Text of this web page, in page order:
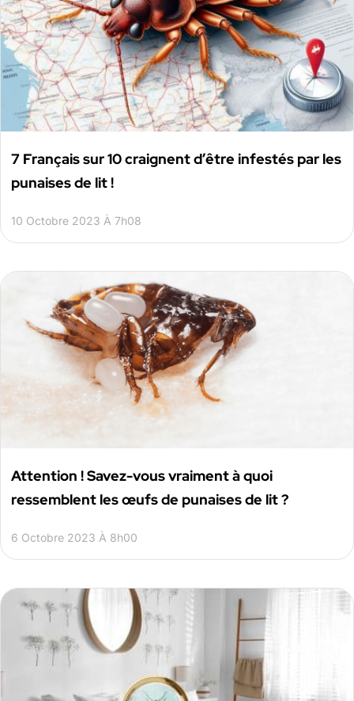
7 Français sur 10 craignent d’être infestés par les
punaises de lit !
10 Octobre 2023 À 7h08
Attention ! Savez-vous vraiment à quoi
ressemblent les œufs de punaises de lit ?
6 Octobre 2023 À 8h00